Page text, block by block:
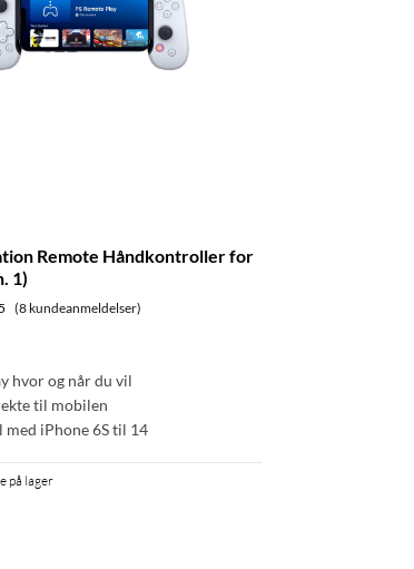
Remote Håndkontroller for
1)
(8 kundeanmeldelser)
hvor og når du vil
til mobilen
med iPhone 6S til 14
på lager